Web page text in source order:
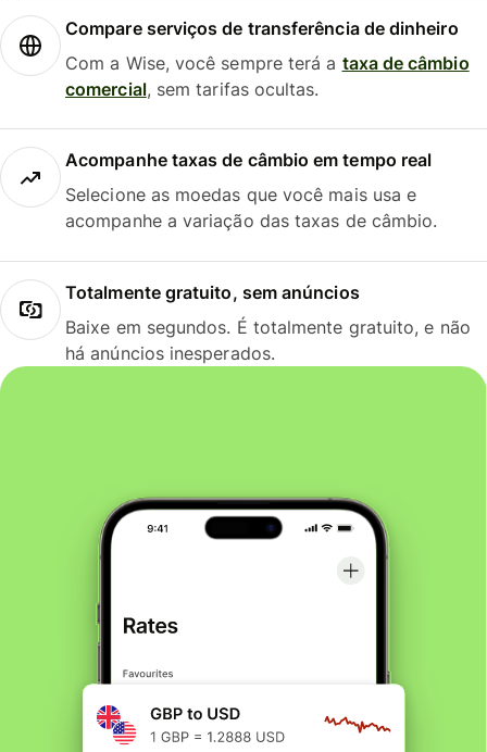
Compare serviços de transferência de dinheiro
Com a Wise, você sempre terá a taxa de câmbio
comercial, sem tarifas ocultas.
Acompanhe taxas de câmbio em tempo real
Selecione as moedas que você mais usa e
acompanhe a variação das taxas de câmbio.
Totalmente gratuito, sem anúncios
Baixe em segundos. É totalmente gratuito, e não
há anúncios inesperados.